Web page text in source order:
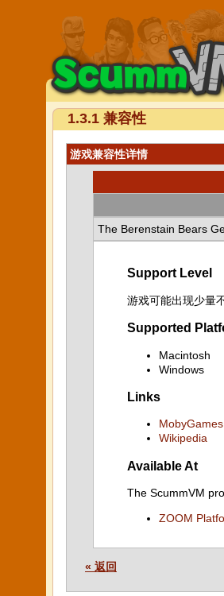
1.3.1 兼容性
游戏兼容性详情
The Berenstain Bears
Support Level
游戏可能出现少量
Supported
Macintosh
Windows
Links
MobyGames
Wikipedia
Available At
The ScummVM
ZOOM
« 返回